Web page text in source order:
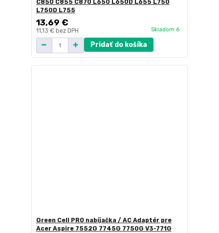
C850 C855 C870 L650 L650D L655 L750
L750D L755
13,69 €
11,13 € bez DPH Skladom 6
Pridať do košíka
Green Cell PRO nabíjačka / AC Adaptér pre
Acer Aspire 7552G 7745G 7750G V3-771G